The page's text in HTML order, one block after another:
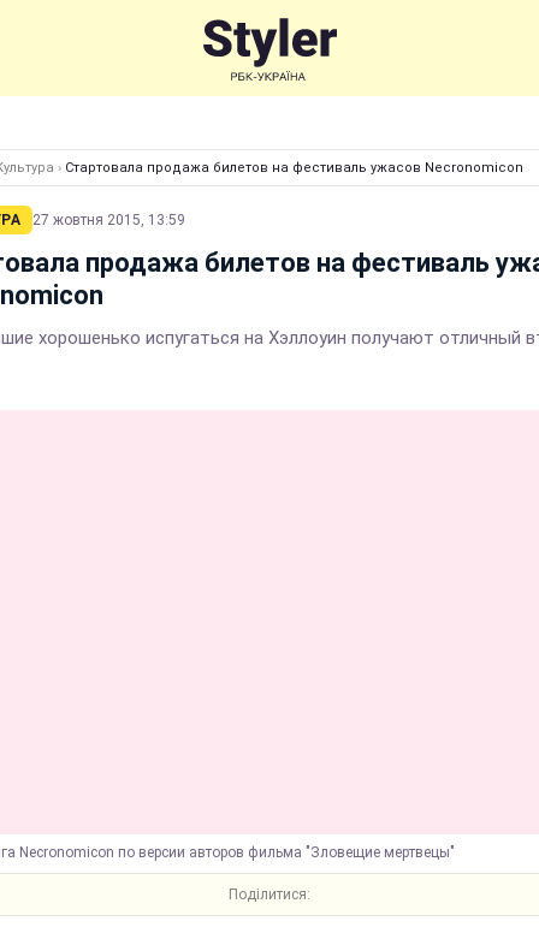
› Стартовала продажа билетов на фестиваль ужасов Necronomicon
27 жовтня 2015, 13:59
продажа билетов на фестиваль
хорошенько испугаться на Хэллоуин получают отличный
Necronomicon по версии авторов фильма "Зловещие мертвецы"
Поділитися: